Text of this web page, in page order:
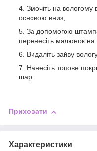
Змочіть на вологому
основою вниз;
За допомогою
перенесіть малюнок на
Видаліть зайву
Нанесіть топове
шар.
Приховати
Характеристики